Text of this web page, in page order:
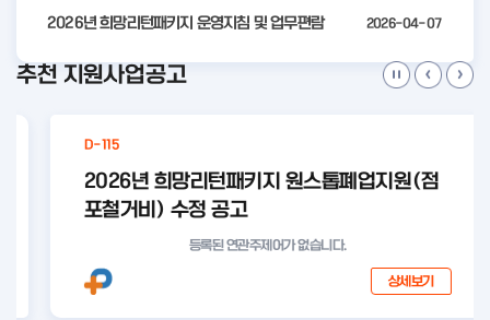
2026년 희망리턴패키지 운영지침 및 업무편람 2026-04-07
추천 지원사업공고
D-115
2026년 희망리턴패키지 원스톱폐업지원(점
포철거비) 수정 공고
등록된 연관주제어가 없습니다.
상세보기